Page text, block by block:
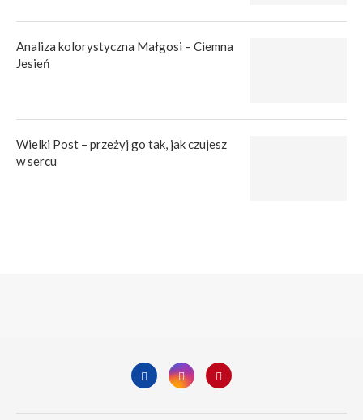
Analiza kolorystyczna Małgosi – Ciemna
Jesień
Wielki Post – przeżyj go tak, jak czujesz
w sercu